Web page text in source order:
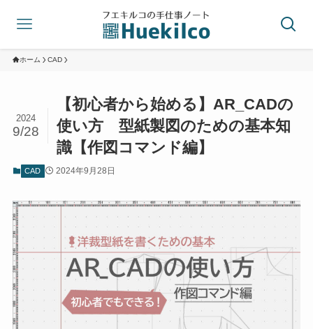
ホーム CAD
【初心者から始める】AR_CADの
使い方 型紙製図のための基本知
識【作図コマンド編】
2024
9/28
CAD 2024年9月28日